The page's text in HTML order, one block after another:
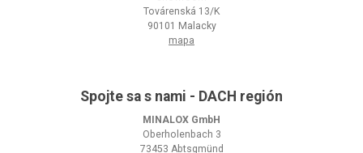
Továrenská 13/K
90101 Malacky
mapa
Spojte sa s nami - DACH región
MINALOX GmbH
Oberholenbach 3
73453 Abtsgmünd